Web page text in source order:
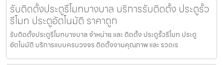
รับติดตั้งประตูรีโมทบางบาล บริการรับติดตั้ง ประตูรั้ว
รีโมท ประตูอัตโนมัติ ราคาถูก
รับติดตั้งประตูรีโมทบางบาล จำหน่าย และ ติดตั้ง ประตูรั้วรีโมท ประตู
อัตโนมัติ บริการแบบครบวงจร ติดตั้งงานคุณภาพ และ รวดเร